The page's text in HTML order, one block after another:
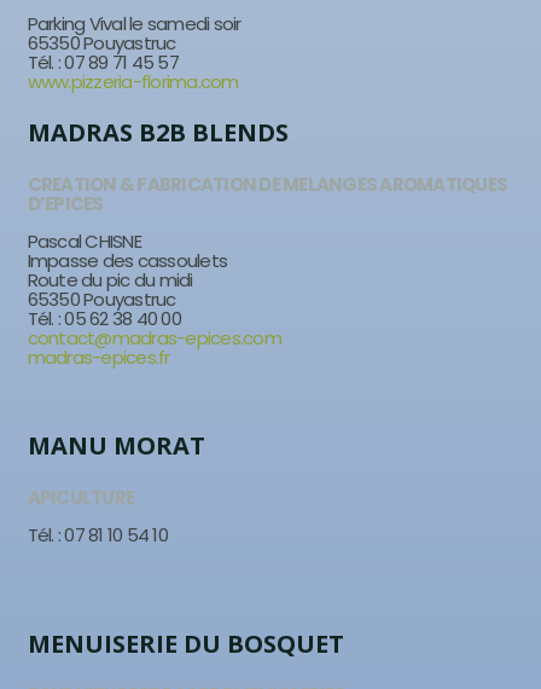
Parking Vival le samedi soir
65350 Pouyastruc
Tél. : 07 89 71 45 57
www.pizzeria-florima.com
MADRAS B2B BLENDS
CREATION & FABRICATION DE MELANGES AROMATIQUES
D’EPICES
Pascal CHISNE
Impasse des cassoulets
Route du pic du midi
65350 Pouyastruc
Tél. : 05 62 38 40 00
contact@madras-epices.com
madras-epices.fr
MANU MORAT
APICULTURE
Tél. : 07 81 10 54 10
MENUISERIE DU BOSQUET